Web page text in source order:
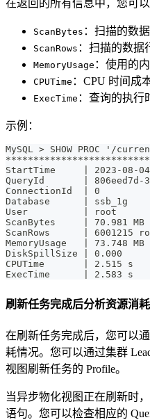
在返回的所有信息中，您可以
ScanBytes ：扫描的数据
ScanRows ：扫描的数据
MemoryUsage ：使用的
CPUTime ：CPU 时间成本
ExecTime ：查询的执行
示例：
MySQL > SHOW PROC '/
StartTime     | 2023-08-
QueryId       | 806eed7d-
ConnectionId  | 0
Database      | ssb_1g
User          | root
ScanBytes     | 70.981 MB
ScanRows      | 6001215
MemoryUsage   | 73.748 MB
DiskSpillSize | 0.000
CPUTime       | 2.515 s
ExecTime      | 2.583 s
刷新任务完成后分析资源消耗
在刷新任务完成后，您可以
耗情况。您可以通过集群
视图刷新任务的 Profile。
当异步物化视图正在刷新时
语句。您可以检查相应的